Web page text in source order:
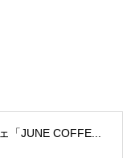
「JUNE COFFE...